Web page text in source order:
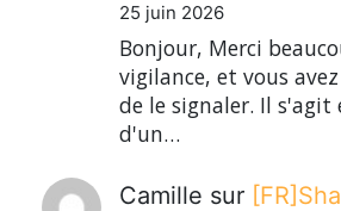
25 juin 2026
Bonjour, Merci
vigilance, et vous
de le signaler. Il
d'un…
Camille sur